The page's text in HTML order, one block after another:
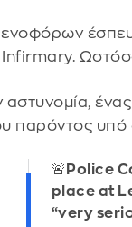
παρόντος
🚨Police
place at
“very